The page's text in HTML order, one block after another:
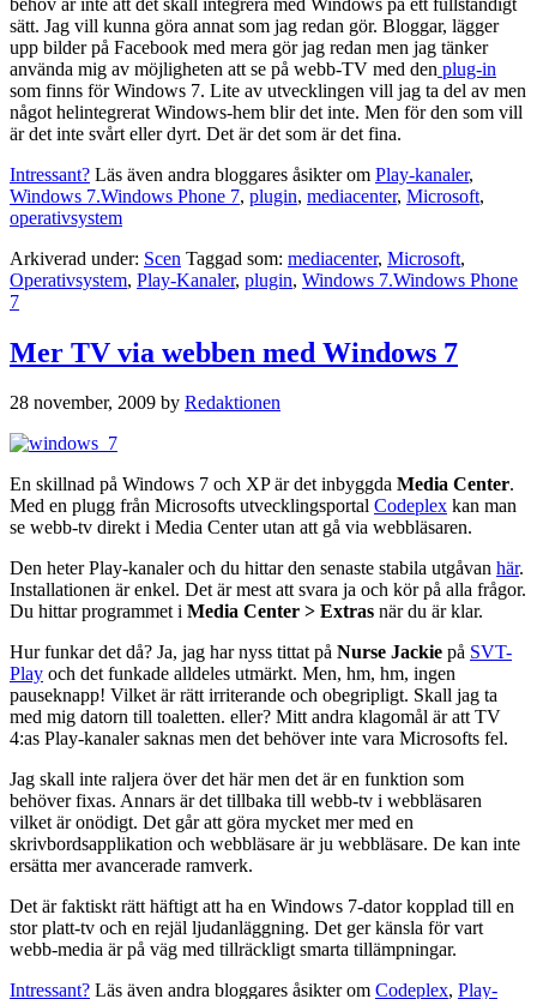
sätt. Jag vill kunna göra annat som jag redan gör. Bloggar, lägger
upp bilder på Facebook med mera gör jag redan men jag tänker
använda mig av möjligheten att se på webb-TV med den plug-in
som finns för Windows 7. Lite av utvecklingen vill jag ta del av men
något helintegrerat Windows-hem blir det inte. Men för den som vill
är det inte svårt eller dyrt. Det är det som är det fina.
Intressant? Läs även andra bloggares åsikter om Play-kanaler,
Windows 7.Windows Phone 7, plugin, mediacenter, Microsoft,
operativsystem
Arkiverad under: Scen Taggad som: mediacenter, Microsoft,
Operativsystem, Play-Kanaler, plugin, Windows 7.Windows Phone
7
Mer TV via webben med Windows 7
28 november, 2009 by Redaktionen
En skillnad på Windows 7 och XP är det inbyggda Media Center.
Med en plugg från Microsofts utvecklingsportal Codeplex kan man
se webb-tv direkt i Media Center utan att gå via webbläsaren.
Den heter Play-kanaler och du hittar den senaste stabila utgåvan här.
Installationen är enkel. Det är mest att svara ja och kör på alla frågor.
Du hittar programmet i Media Center > Extras när du är klar.
Hur funkar det då? Ja, jag har nyss tittat på Nurse Jackie på SVT-
Play och det funkade alldeles utmärkt. Men, hm, hm, ingen
pauseknapp! Vilket är rätt irriterande och obegripligt. Skall jag ta
med mig datorn till toaletten. eller? Mitt andra klagomål är att TV
4:as Play-kanaler saknas men det behöver inte vara Microsofts fel.
Jag skall inte raljera över det här men det är en funktion som
behöver fixas. Annars är det tillbaka till webb-tv i webbläsaren
vilket är onödigt. Det går att göra mycket mer med en
skrivbordsapplikation och webbläsare är ju webbläsare. De kan inte
ersätta mer avancerade ramverk.
Det är faktiskt rätt häftigt att ha en Windows 7-dator kopplad till en
stor platt-tv och en rejäl ljudanläggning. Det ger känsla för vart
webb-media är på väg med tillräckligt smarta tillämpningar.
Intressant? Läs även andra bloggares åsikter om Codeplex, Play-